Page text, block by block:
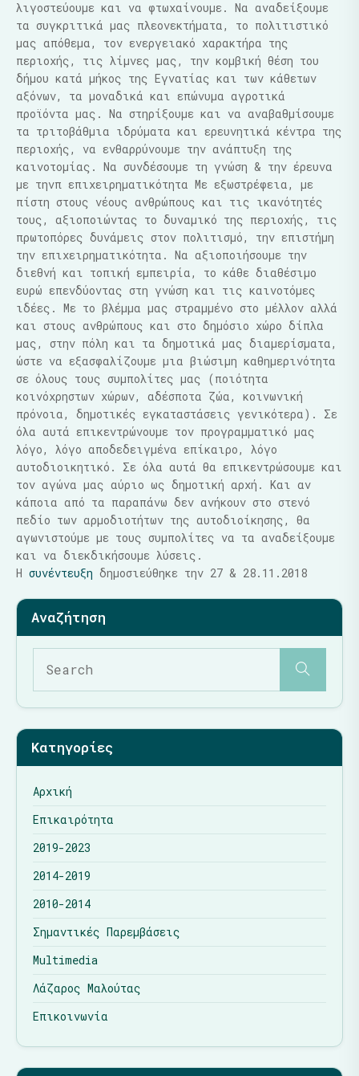
λιγοστεύουμε και να φτωχαίνουμε. Να αναδείξουμε
τα συγκριτικά μας πλεονεκτήματα, το πολιτιστικό
μας απόθεμα, τον ενεργειακό χαρακτήρα της
περιοχής, τις λίμνες μας, την κομβική θέση του
δήμου κατά μήκος της Εγνατίας και των κάθετων
αξόνων, τα μοναδικά και επώνυμα αγροτικά
προϊόντα μας. Να στηρίξουμε και να αναβαθμίσουμε
τα τριτοβάθμια ιδρύματα και ερευνητικά κέντρα της
περιοχής, να ενθαρρύνουμε την ανάπτυξη της
καινοτομίας. Να συνδέσουμε τη γνώση & την έρευνα
με τηνπ επιχειρηματικότητα Με εξωστρέφεια, με
πίστη στους νέους ανθρώπους και τις ικανότητές
τους, αξιοποιώντας το δυναμικό της περιοχής, τις
πρωτοπόρες δυνάμεις στον πολιτισμό, την επιστήμη
την επιχειρηματικότητα. Να αξιοποιήσουμε την
διεθνή και τοπική εμπειρία, το κάθε διαθέσιμο
ευρώ επενδύοντας στη γνώση και τις καινοτόμες
ιδέες. Με το βλέμμα μας στραμμένο στο μέλλον αλλά
και στους ανθρώπους και στο δημόσιο χώρο δίπλα
μας, στην πόλη και τα δημοτικά μας διαμερίσματα,
ώστε να εξασφαλίζουμε μια βιώσιμη καθημερινότητα
σε όλους τους συμπολίτες μας (ποιότητα
κοινόχρηστων χώρων, αδέσποτα ζώα, κοινωνική
πρόνοια, δημοτικές εγκαταστάσεις γενικότερα). Σε
όλα αυτά επικεντρώνουμε τον προγραμματικό μας
λόγο, λόγο αποδεδειγμένα επίκαιρο, λόγο
αυτοδιοικητικό. Σε όλα αυτά θα επικεντρώσουμε και
τον αγώνα μας αύριο ως δημοτική αρχή. Και αν
κάποια από τα παραπάνω δεν ανήκουν στο στενό
πεδίο των αρμοδιοτήτων της αυτοδιοίκησης, θα
αγωνιστούμε με τους συμπολίτες να τα αναδείξουμε
και να διεκδικήσουμε λύσεις.
Η συνέντευξη δημοσιεύθηκε την 27 & 28.11.2018
Κατηγορίες
Αρχική
Επικαιρότητα
2019-2023
2014-2019
2010-2014
Σημαντικές Παρεμβάσεις
Multimedia
Λάζαρος Μαλούτας
Επικοινωνία